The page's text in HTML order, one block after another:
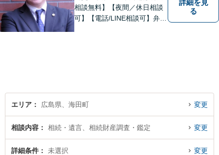
相談無料】【夜間／休日相談
可】【電話/LINE相談可】弁護
詳細を見
る
エリア 広島県、海田町 変更
相談内容 相続・遺言、相続財産調査・鑑定 変更
詳細条件 未選択 変更